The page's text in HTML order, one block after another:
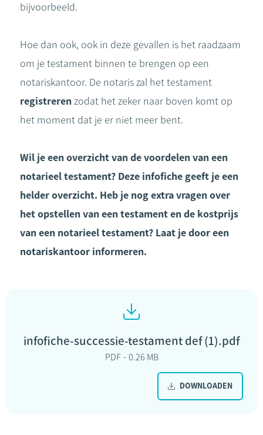
bijvoorbeeld.
Hoe dan ook, ook in deze gevallen is het raadzaam
om je testament binnen te brengen op een
notariskantoor. De notaris zal het testament
registreren zodat het zeker naar boven komt op
het moment dat je er niet meer bent.
Wil je een overzicht van de voordelen van een
notarieel testament? Deze infofiche geeft je een
helder overzicht. Heb je nog extra vragen over
het opstellen van een testament en de kostprijs
van een notarieel testament? Laat je door een
notariskantoor informeren.
infofiche-successie-testament def (1).pdf
PDF 0.26 MB
DOWNLOADEN